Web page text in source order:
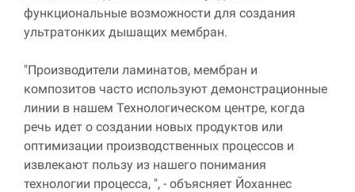
функциональные возможности для создания
ультратонких дышащих мембран.
"Производители ламинатов, мембран и
композитов часто используют демонстрационные
линии в нашем Технологическом центре, когда
речь идет о создании новых продуктов или
оптимизации производственных процессов и
извлекают пользу из нашего понимания
технологии процесса, ", - объясняет Йоханнес